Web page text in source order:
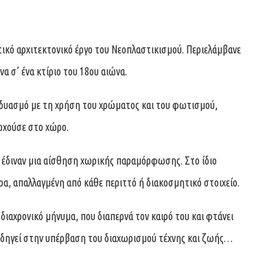
αρχιτεκτονικό έργο του Νεοπλαστικισμού. Περιελάμβανε
σ’ ένα κτίριο του 18ου αιώνα.
με τη χρήση του χρώματος και του φωτισμού,
στο χώρο.
έδιναν μια αίσθηση χωρικής παραμόρφωσης. Στο ίδιο
απαλλαγμένη από κάθε περιττό ή διακοσμητικό στοιχείο.
μήνυμα, που διαπερνά τον καιρό του και φτάνει
στην υπέρβαση του διαχωρισμού τέχνης και ζωής…